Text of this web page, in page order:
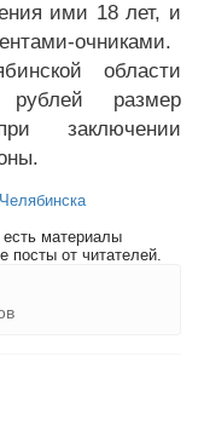
ими 18 лет, и
очниками.
области
размер
заключении
материалы
посты от читателей.